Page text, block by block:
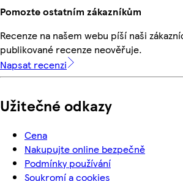
Pomozte ostatním zákazníkům
Recenze na našem webu píší naši
publikované recenze neověřuje.
Napsat recenzi
Užitečné odkazy
Cena
Nakupujte online bezpečně
Podmínky používání
Soukromí a cookies